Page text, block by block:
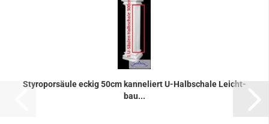
Sty­ro­por­säu­le eckig 50cm kan­ne­liert U-​Halb­scha­le Leicht­
bau...